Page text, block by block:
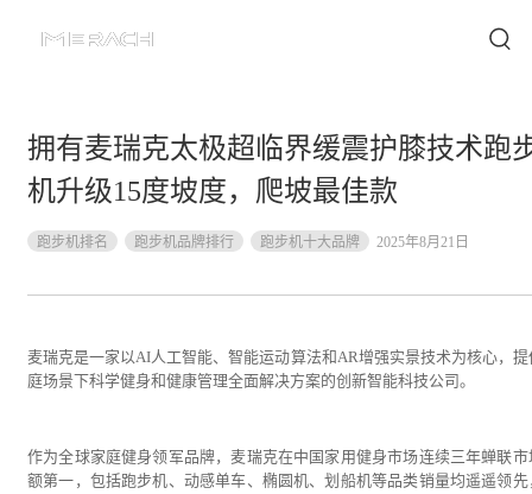
拥有麦瑞克太极超临界缓震护膝技术跑
机升级15度坡度，爬坡最佳款
跑步机排名 跑步机品牌排行 跑步机十大品牌 2025年8月21日
麦瑞克是一家以AI人工智能、智能运动算法和AR增强实景技术为核心，提
庭场景下科学健身和健康管理全面解决方案的创新智能科技公司。
作为全球家庭健身领军品牌，麦瑞克在中国家用健身市场连续三年蝉联市
额第一，包括跑步机、动感单车、椭圆机、划船机等品类销量均遥遥领先